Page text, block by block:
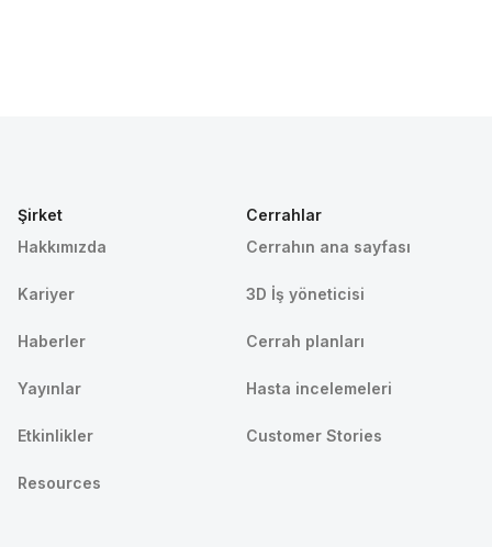
Şirket
Hakkımızda
Kariyer
Haberler
Yayınlar
Etkinlikler
Resources
Cerrahlar
Cerrahın ana sayfası
3D İş yöneticisi
Cerrah planları
Hasta incelemeleri
Customer Stories